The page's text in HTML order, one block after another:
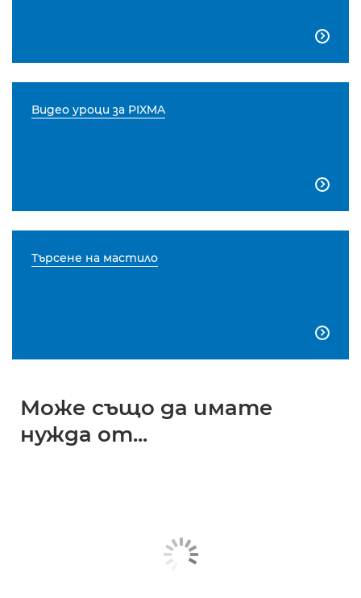

Видео уроци за PIXMA

Търсене на мастило

Може също да имате
нужда от...